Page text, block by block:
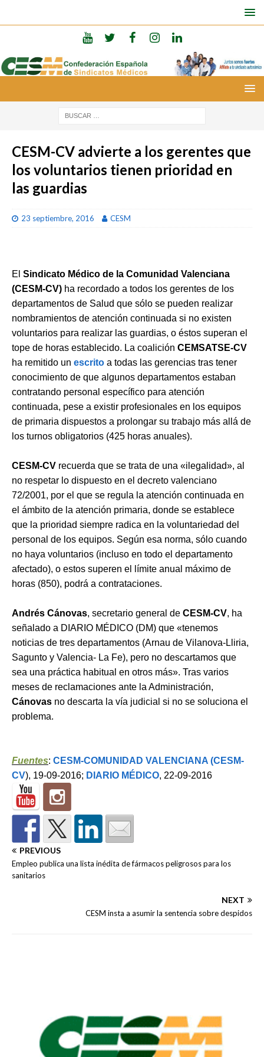
CESM-CV advierte a los gerentes que
los voluntarios tienen prioridad en
las guardias
23 septiembre, 2016 CESM
El Sindicato Médico de la Comunidad Valenciana
(CESM-CV) ha recordado a todos los gerentes de los
departamentos de Salud que sólo se pueden realizar
nombramientos de atención continuada si no existen
voluntarios para realizar las guardias, o éstos superan el
tope de horas establecido. La coalición CEMSATSE-CV
ha remitido un escrito a todas las gerencias tras tener
conocimiento de que algunos departamentos estaban
contratando personal específico para atención
continuada, pese a existir profesionales en los equipos
de primaria dispuestos a prolongar su trabajo más allá de
los turnos obligatorios (425 horas anuales).
CESM-CV recuerda que se trata de una «ilegalidad», al
no respetar lo dispuesto en el decreto valenciano
72/2001, por el que se regula la atención continuada en
el ámbito de la atención primaria, donde se establece
que la prioridad siempre radica en la voluntariedad del
personal de los equipos. Según esa norma, sólo cuando
no haya voluntarios (incluso en todo el departamento
afectado), o estos superen el límite anual máximo de
horas (850), podrá a contrataciones.
Andrés Cánovas, secretario general de CESM-CV, ha
señalado a DIARIO MÉDICO (DM) que «tenemos
noticias de tres departamentos (Arnau de Vilanova-Lliria,
Sagunto y Valencia- La Fe), pero no descartamos que
sea una práctica habitual en otros más». Tras varios
meses de reclamaciones ante la Administración,
Cánovas no descarta la vía judicial si no se soluciona el
problema.
Fuentes: CESM-COMUNIDAD VALENCIANA (CESM-
CV), 19-09-2016; DIARIO MÉDICO, 22-09-2016
PREVIOUS
Empleo publica una lista inédita de fármacos peligrosos para los
sanitarios
NEXT
CESM insta a asumir la sentencia sobre despidos